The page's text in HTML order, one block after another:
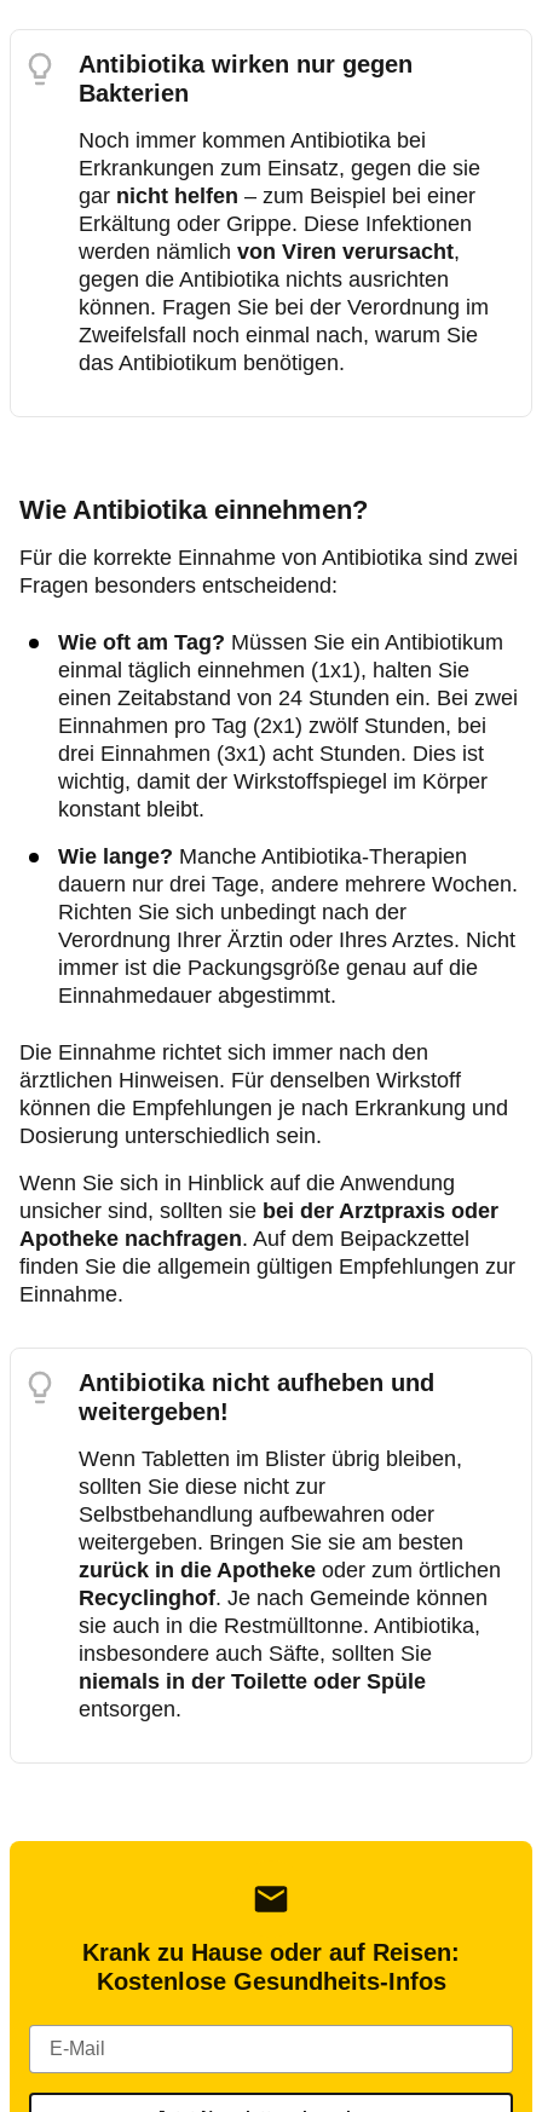
Antibiotika wirken nur gegen
Bakterien
Noch immer kommen Antibiotika bei
Erkrankungen zum Einsatz, gegen die sie
gar nicht helfen – zum Beispiel bei einer
Erkältung oder Grippe. Diese Infektionen
werden nämlich von Viren verursacht,
gegen die Antibiotika nichts ausrichten
können. Fragen Sie bei der Verordnung im
Zweifelsfall noch einmal nach, warum Sie
das Antibiotikum benötigen.
Wie Antibiotika einnehmen?
Für die korrekte Einnahme von Antibiotika sind zwei
Fragen besonders entscheidend:
Wie oft am Tag? Müssen Sie ein Antibiotikum
einmal täglich einnehmen (1x1), halten Sie
einen Zeitabstand von 24 Stunden ein. Bei zwei
Einnahmen pro Tag (2x1) zwölf Stunden, bei
drei Einnahmen (3x1) acht Stunden. Dies ist
wichtig, damit der Wirkstoffspiegel im Körper
konstant bleibt.
Wie lange? Manche Antibiotika-Therapien
dauern nur drei Tage, andere mehrere Wochen.
Richten Sie sich unbedingt nach der
Verordnung Ihrer Ärztin oder Ihres Arztes. Nicht
immer ist die Packungsgröße genau auf die
Einnahmedauer abgestimmt.
Die Einnahme richtet sich immer nach den
ärztlichen Hinweisen. Für denselben Wirkstoff
können die Empfehlungen je nach Erkrankung und
Dosierung unterschiedlich sein.
Wenn Sie sich in Hinblick auf die Anwendung
unsicher sind, sollten sie bei der Arztpraxis oder
Apotheke nachfragen. Auf dem Beipackzettel
finden Sie die allgemein gültigen Empfehlungen zur
Einnahme.
Antibiotika nicht aufheben und
weitergeben!
Wenn Tabletten im Blister übrig bleiben,
sollten Sie diese nicht zur
Selbstbehandlung aufbewahren oder
weitergeben. Bringen Sie sie am besten
zurück in die Apotheke oder zum örtlichen
Recyclinghof. Je nach Gemeinde können
sie auch in die Restmülltonne. Antibiotika,
insbesondere auch Säfte, sollten Sie
niemals in der Toilette oder Spüle
entsorgen.
Krank zu Hause oder auf Reisen:
Kostenlose Gesundheits-Infos